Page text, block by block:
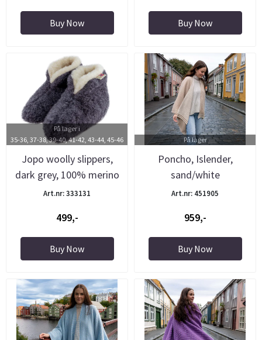
Buy Now Buy Now
På lager i
35-36, 37-38, 39-40, 41-42, 43-44, 45-46
Jopo woolly slippers,
dark grey, 100% merino
wool
Art.nr: 333131
499,-
Buy Now
På lager
Poncho, Islender,
sand/white
Art.nr: 451905
959,-
Buy Now